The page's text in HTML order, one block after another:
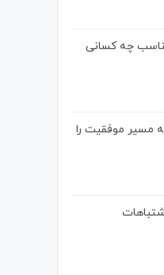
چه کسانی
مسیر موفقیت را